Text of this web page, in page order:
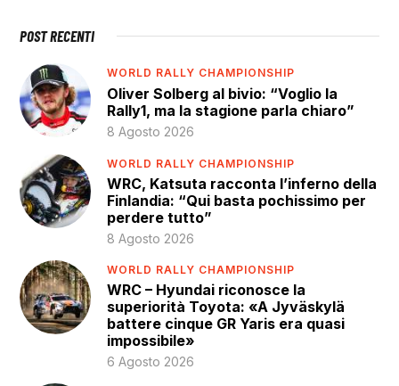
POST RECENTI
WORLD RALLY CHAMPIONSHIP
Oliver Solberg al bivio: “Voglio la
Rally1, ma la stagione parla chiaro”
8 Agosto 2026
WORLD RALLY CHAMPIONSHIP
WRC, Katsuta racconta l’inferno della
Finlandia: “Qui basta pochissimo per
perdere tutto”
8 Agosto 2026
WORLD RALLY CHAMPIONSHIP
WRC – Hyundai riconosce la
superiorità Toyota: «A Jyväskylä
battere cinque GR Yaris era quasi
impossibile»
6 Agosto 2026